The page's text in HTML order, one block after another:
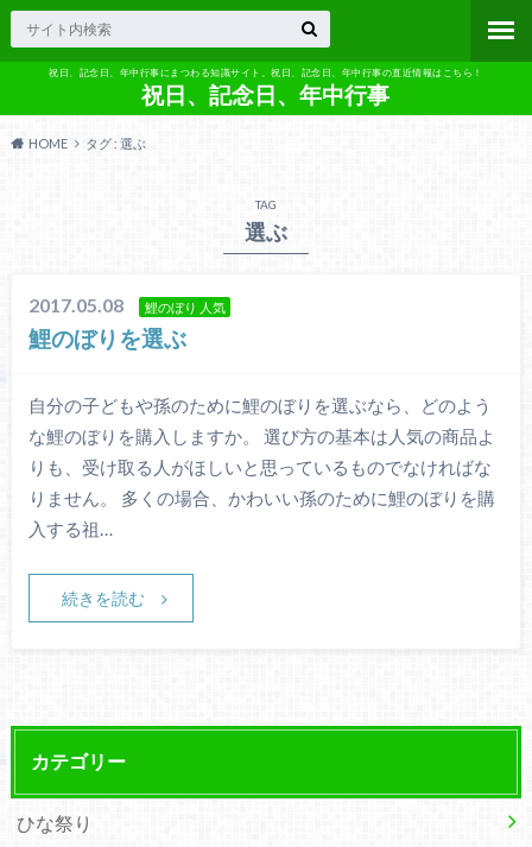
祝日、記念日、年中行事にまつわる知識サイト。祝日、記念日、年中行事の直近情報はこちら！
祝日、記念日、年中行事
HOME タグ : 選ぶ
TAG
選ぶ
2017.05.08 鯉のぼり 人気
鯉のぼりを選ぶ
自分の子どもや孫のために鯉のぼりを選ぶなら、どのよう
な鯉のぼりを購入しますか。 選び方の基本は人気の商品よ
りも、受け取る人がほしいと思っているものでなければな
りません。 多くの場合、かわいい孫のために鯉のぼりを購
入する祖…
続きを読む
カテゴリー
ひな祭り